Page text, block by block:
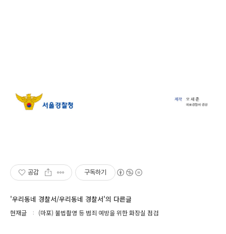
공감 구독하기
'우리동네 경찰서/우리동네 경찰서'의 다른글
현재글 (마포) 불법촬영 등 범죄 예방을 위한 화장실 점검